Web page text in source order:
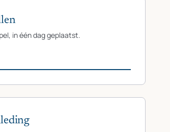
in één dag geplaatst.